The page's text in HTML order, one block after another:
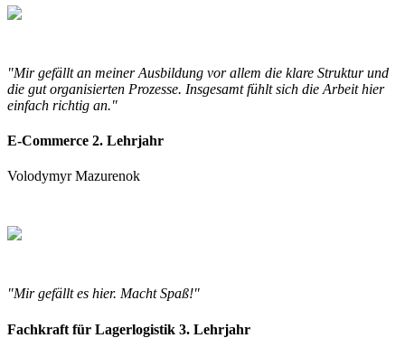
"Mir gefällt an meiner Ausbildung vor allem die klare Struktur und
die gut organisierten Prozesse. Insgesamt fühlt sich die Arbeit hier
einfach richtig an."
E-Commerce 2. Lehrjahr
Volodymyr Mazurenok
"Mir gefällt es hier. Macht Spaß!"
Fachkraft für Lagerlogistik 3. Lehrjahr